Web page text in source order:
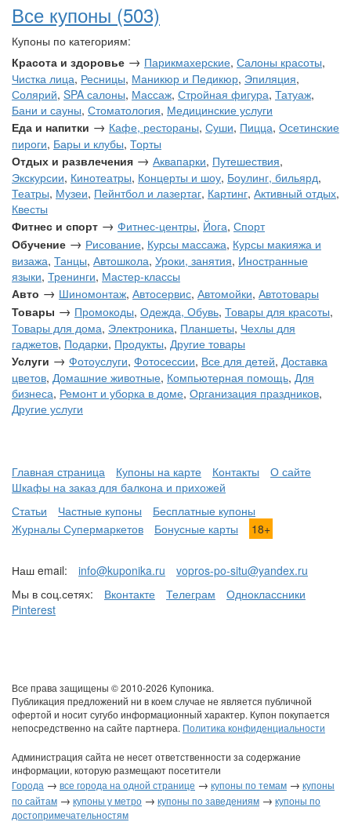
Все купоны (503)
Купоны по категориям:
Красота и здоровье → Парикмахерские, Салоны красоты,
Чистка лица, Ресницы, Маникюр и Педикюр, Эпиляция,
Солярий, SPA салоны, Массаж, Стройная фигура, Татуаж,
Бани и сауны, Стоматология, Медицинские услуги
Еда и напитки → Кафе, рестораны, Суши, Пицца, Осетинские
пироги, Бары и клубы, Торты
Отдых и развлечения → Аквапарки, Путешествия,
Экскурсии, Кинотеатры, Концерты и шоу, Боулинг, бильярд,
Театры, Музеи, Пейнтбол и лазертаг, Картинг, Активный отдых,
Квесты
Фитнес и спорт → Фитнес-центры, Йога, Спорт
Обучение → Рисование, Курсы массажа, Курсы макияжа и
визажа, Танцы, Автошкола, Уроки, занятия, Иностранные
языки, Тренинги, Мастер-классы
Авто → Шиномонтаж, Автосервис, Автомойки, Автотовары
Товары → Промокоды, Одежда, Обувь, Товары для красоты,
Товары для дома, Электроника, Планшеты, Чехлы для
гаджетов, Подарки, Продукты, Другие товары
Услуги → Фотоуслуги, Фотосессии, Все для детей, Доставка
цветов, Домашние животные, Компьютерная помощь, Для
бизнеса, Ремонт и уборка в доме, Организация праздников,
Другие услуги
Главная страница Купоны на карте Контакты
О сайте
Шкафы на заказ для балкона и прихожей
Статьи
Частные купоны
Бесплатные купоны
Журналы Супермаркетов
Бонусные карты 18+
Наш email: info@kuponika.ru
vopros-po-situ@yandex.ru
Мы в соц.сетях:
Вконтакте Телеграм
Одноклассники
Pinterest
Все права защищены © 2010-2026 Купоника.
Публикация предложений ни в коем случае не является публичной
офертой и носит сугубо информационный характер. Купон покупается
непосредственно на сайте партнера. Политика конфиденциальности
Администрация сайта не несет ответственности за содержание
информации, которую размещают посетители
Города → все города на одной странице → купоны по темам → купоны
по сайтам → купоны у метро → купоны по заведениям → купоны по
достопримечательностям